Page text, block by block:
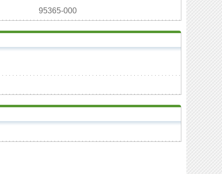
95365-000